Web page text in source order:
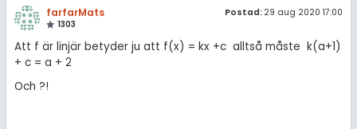
farfarMats
1303
Postad: 29 aug 2020 17:00
Att f är linjär betyder ju att f(x) = kx +c alltså måste k(a+1)
+ c = a + 2
Och ?!